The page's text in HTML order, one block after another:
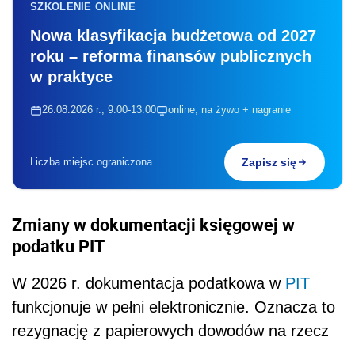
SZKOLENIE ONLINE
Nowa klasyfikacja budżetowa od 2027
roku – reforma finansów publicznych
w praktyce
26.08.2026 r., 9:00-13:00 online, na żywo + nagranie
Liczba miejsc ograniczona Zapisz się
Zmiany w dokumentacji księgowej w
podatku PIT
W 2026 r. dokumentacja podatkowa w PIT
funkcjonuje w pełni elektronicznie. Oznacza to
rezygnację z papierowych dowodów na rzecz